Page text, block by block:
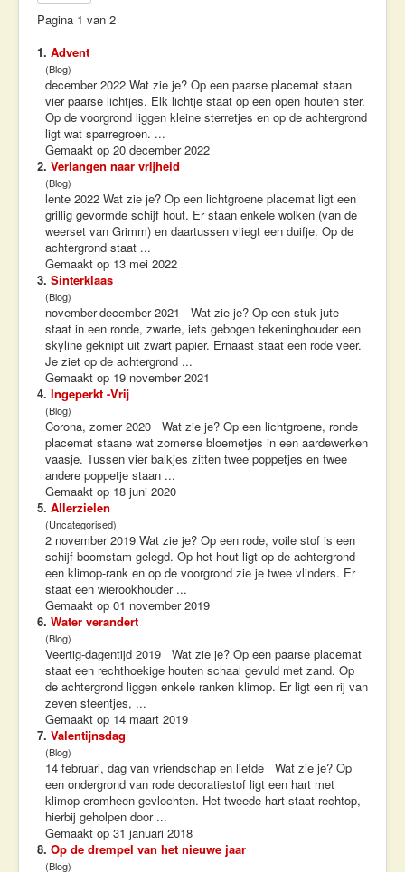
Pagina 1 van 2
1. Advent
(Blog)
december 2022 Wat zie je? Op een paarse placemat staan
vier paarse lichtjes. Elk lichtje staat op een open houten ster.
Op de voorgrond liggen kleine sterretjes en op de achtergrond
ligt wat sparregroen. ...
Gemaakt op 20 december 2022
2. Verlangen naar vrijheid
(Blog)
lente 2022 Wat zie je? Op een lichtgroene placemat ligt een
grillig gevormde schijf hout. Er staan enkele wolken (van de
weerset van Grimm) en daartussen vliegt een duifje. Op de
achtergrond staat ...
Gemaakt op 13 mei 2022
3. Sinterklaas
(Blog)
november-december 2021 Wat zie je? Op een stuk jute
staat in een ronde, zwarte, iets gebogen tekeninghouder een
skyline geknipt uit zwart papier. Ernaast staat een rode veer.
Je ziet op de achtergrond ...
Gemaakt op 19 november 2021
4. Ingeperkt -Vrij
(Blog)
Corona, zomer 2020 Wat zie je? Op een lichtgroene, ronde
placemat staane wat zomerse bloemetjes in een aardewerken
vaasje. Tussen vier balkjes zitten twee poppetjes en twee
andere poppetje staan ...
Gemaakt op 18 juni 2020
5. Allerzielen
(Uncategorised)
2 november 2019 Wat zie je? Op een rode, voile stof is een
schijf boomstam gelegd. Op het hout ligt op de achtergrond
een klimop-rank en op de voorgrond zie je twee vlinders. Er
staat een wierookhouder ...
Gemaakt op 01 november 2019
6. Water verandert
(Blog)
Veertig-dagentijd 2019 Wat zie je? Op een paarse placemat
staat een rechthoekige houten schaal gevuld met zand. Op
de achtergrond liggen enkele ranken klimop. Er ligt een rij van
zeven steentjes, ...
Gemaakt op 14 maart 2019
7. Valentijnsdag
(Blog)
14 februari, dag van vriendschap en liefde Wat zie je? Op
een ondergrond van rode decoratiestof ligt een hart met
klimop eromheen gevlochten. Het tweede hart staat rechtop,
hierbij geholpen door ...
Gemaakt op 31 januari 2018
8. Op de drempel van het nieuwe jaar
(Blog)